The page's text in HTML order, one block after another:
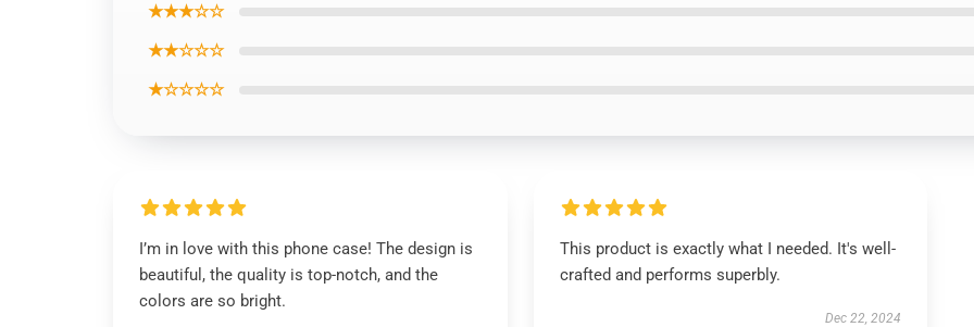
★★★☆☆
★★☆☆☆
★☆☆☆☆
I’m in love with this phone case! The design is
beautiful, the quality is top-notch, and the
colors are so bright.
This product is exactly what I needed. It's well-
crafted and performs superbly.
Dec 22, 2024